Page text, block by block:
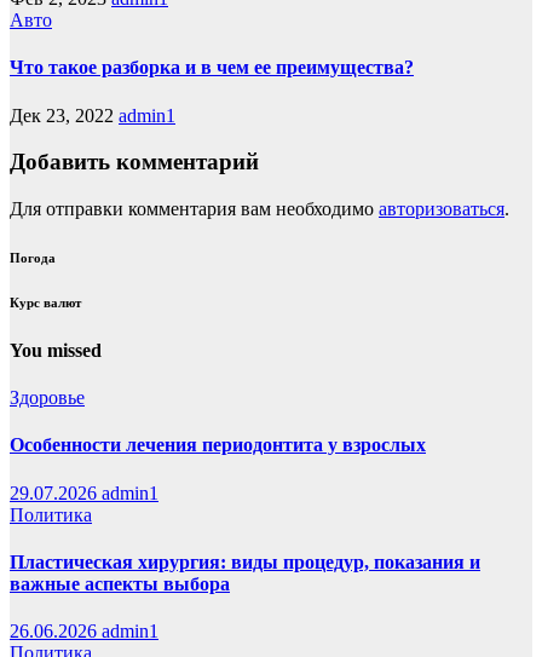
Авто
Что такое разборка и в чем ее преимущества?
Дек 23, 2022 admin1
Добавить комментарий
Для отправки комментария вам необходимо авторизоваться.
Погода
Курс валют
You missed
Здоровье
Особенности лечения периодонтита у взрослых
29.07.2026 admin1
Политика
Пластическая хирургия: виды процедур, показания и
важные аспекты выбора
26.06.2026 admin1